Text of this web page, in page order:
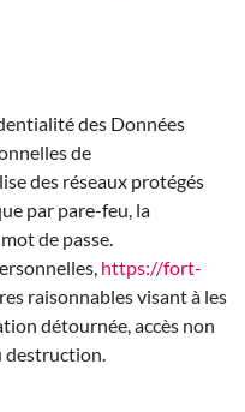
des Données
de
des réseaux protégés
par pare-feu, la
de passe.
https://fort-
raisonnables visant à les
détournée, accès non
destruction.